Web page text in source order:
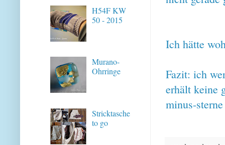
Ich hätte
Fazit: ich
erhält keine
minus-
H54F KW
50 - 2015
Murano-
Ohrringe
Stricktasche
to go